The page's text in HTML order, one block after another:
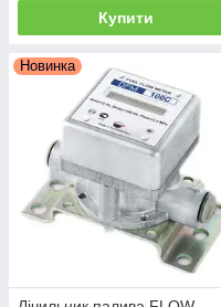
Купити
Новинка